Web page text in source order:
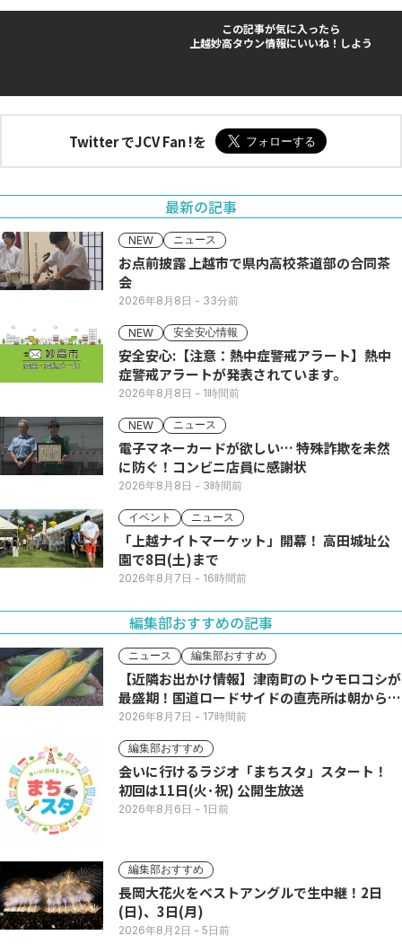
この記事が気に入ったら
上越妙高タウン情報にいいね！しよう
Twitter でJCV Fan !を
最新の記事
NEW ニュース
お点前披露 上越市で県内高校茶道部の合同茶
会
2026年8月8日 - 33分前
NEW 安全安心情報
安全安心:【注意：熱中症警戒アラート】熱中
症警戒アラートが発表されています。
2026年8月8日 - 1時間前
NEW ニュース
電子マネーカードが欲しい… 特殊詐欺を未然
に防ぐ！コンビニ店員に感謝状
2026年8月8日 - 3時間前
イベント ニュース
「上越ナイトマーケット」開幕！ 高田城址公
園で8日(土)まで
2026年8月7日 - 16時間前
編集部おすすめの記事
ニュース 編集部おすすめ
【近隣お出かけ情報】津南町のトウモロコシが
最盛期！国道ロードサイドの直売所は朝から長
い列
2026年8月7日 - 17時間前
編集部おすすめ
会いに行けるラジオ「まちスタ」スタート！
初回は11日(火･祝) 公開生放送
2026年8月6日 - 1日前
編集部おすすめ
長岡大花火をベストアングルで生中継！2日
(日)、3日(月)
2026年8月2日 - 5日前